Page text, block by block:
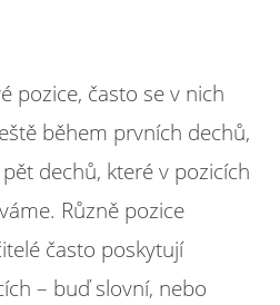
pozice, často se v nich
během prvních dechů,
dechů, které v pozicích
Různě pozice
často poskytují
– buď slovní, nebo